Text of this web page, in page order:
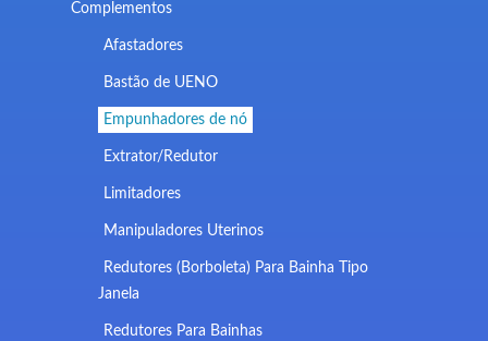
Complementos
Afastadores
Bastão de UENO
Empunhadores de nó
Extrator/Redutor
Limitadores
Manipuladores Uterinos
Redutores (Borboleta) Para Bainha Tipo
Janela
Redutores Para Bainhas